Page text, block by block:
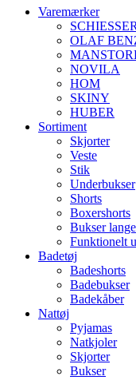
Varemærker
SCHIESSER
OLAF
NOVILA
HOM
SKINY
HUBER
Sortiment
Skjorter
Veste
Stik
Underbukser
Shorts
Boxershorts
Bukser lange
Funktionelt
Badetøj
Badeshorts
Badebukser
Badekåber
Nattøj
Pyjamas
Natkjoler
Skjorter
Bukser